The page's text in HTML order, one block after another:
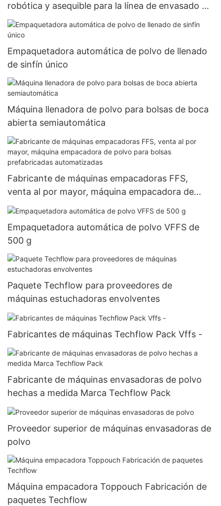
robótica y asequible para la línea de envasado de
bolsas FFS
Empaquetadora automática de polvo de llenado
de sinfín único
Máquina llenadora de polvo para bolsas de boca
abierta semiautomática
Fabricante de máquinas empacadoras FFS,
venta al por mayor, máquina empacadora de
polvo para bolsas prefabricadas automatizadas
Empaquetadora automática de polvo VFFS de
500 g
Paquete Techflow para proveedores de
máquinas estuchadoras envolventes
Fabricantes de máquinas Techflow Pack Vffs -
Fabricante de máquinas envasadoras de polvo
hechas a medida Marca Techflow Pack
Proveedor superior de máquinas envasadoras de
polvo
Máquina empacadora Toppouch Fabricación de
paquetes Techflow